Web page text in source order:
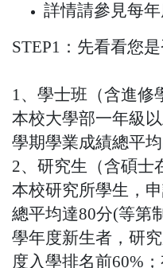
詳情請參見每年
STEP1： 先看看您
1、學士班（含進修
本校大學部一年級
學期學業成績總平
2、研究生（含碩士
本校研究所學生，
總平均達80分(等第
學年度新生者，研
度入學排名前60%